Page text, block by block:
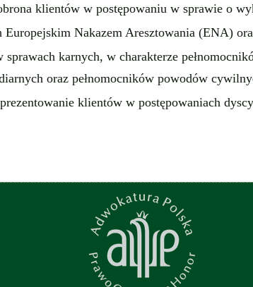
klientów w postępowaniu w sprawie o
Nakazem Aresztowania (ENA)
karnych, w charakterze
oraz pełnomocników powodów
klientów w postępowaniach